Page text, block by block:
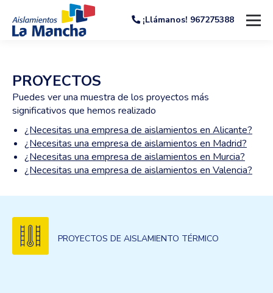
¡Llámanos! 967275388
PROYECTOS
Puedes ver una muestra de los proyectos más
significativos que hemos realizado
¿Necesitas una empresa de aislamientos en Alicante?
¿Necesitas una empresa de aislamientos en Madrid?
¿Necesitas una empresa de aislamientos en Murcia?
¿Necesitas una empresa de aislamientos en Valencia?
PROYECTOS DE AISLAMIENTO TÉRMICO